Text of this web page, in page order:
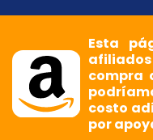
Esta
compra
costo
por